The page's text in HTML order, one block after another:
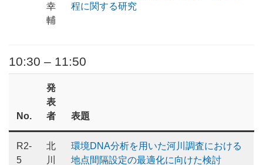
幸
輔
程に関する研究
10:30 – 11:50
No.
発
表
者
表題
R2-
5
北
川
環境DNA分析を用いた河川調査における
地点間隔設定の最適化に向けた検討